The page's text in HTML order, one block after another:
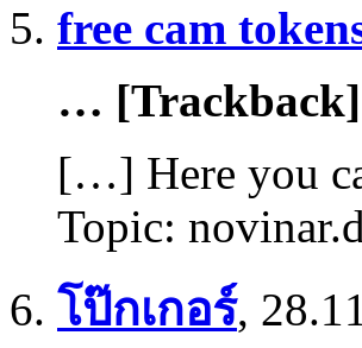
free cam
… [Trackback]
[…] Here you
Topic:
โป๊กเกอร์,